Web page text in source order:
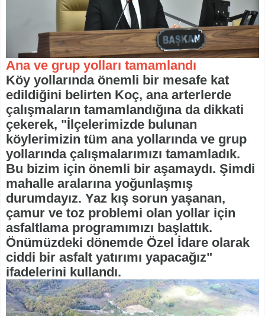
Ana ve grup yolları tamamlandı
Köy yollarında önemli bir mesafe kat
edildiğini belirten Koç, ana arterlerde
çalışmaların tamamlandığına da dikkati
çekerek, "İlçelerimizde bulunan
köylerimizin tüm ana yollarında ve grup
yollarında çalışmalarımızı tamamladık.
Bu bizim için önemli bir aşamaydı. Şimdi
mahalle aralarına yoğunlaşmış
durumdayız. Yaz kış sorun yaşanan,
çamur ve toz problemi olan yollar için
asfaltlama programımızı başlattık.
Önümüzdeki dönemde Özel İdare olarak
ciddi bir asfalt yatırımı yapacağız"
ifadelerini kullandı.